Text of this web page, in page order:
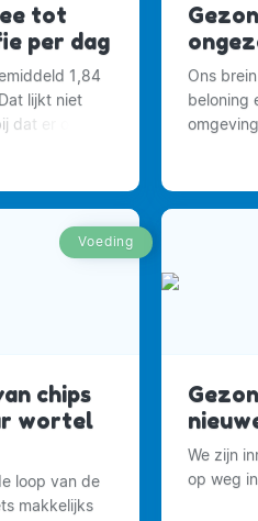
tot
per dag
1,84
lijkt niet
dat er ook
Ons
beloning
Voeding
chips
wortel
loop van de
makkelijks
We zijn
op weg